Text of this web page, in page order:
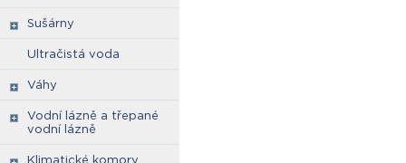
Sušárny
Ultračistá voda
Váhy
Vodní lázně a třepané
vodní lázně
Klimatické komory